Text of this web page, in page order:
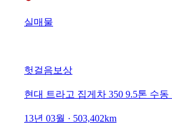
실매물
헛걸음보상
현대 트라고 집게차 350 9.5톤 수동
13년 03월 · 503,402km